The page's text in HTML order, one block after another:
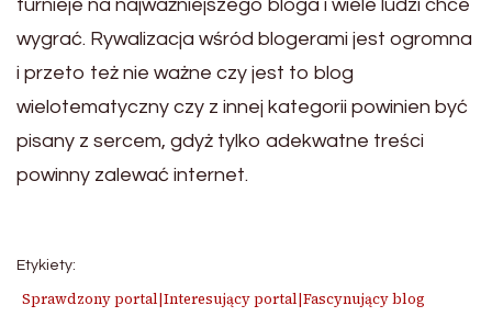
turnieje na najważniejszego bloga i wiele ludzi chce
wygrać. Rywalizacja wśród blogerami jest ogromna
i przeto też nie ważne czy jest to blog
wielotematyczny czy z innej kategorii powinien być
pisany z sercem, gdyż tylko adekwatne treści
powinny zalewać internet.
Etykiety:
Sprawdzony portal|Interesujący portal|Fascynujący blog